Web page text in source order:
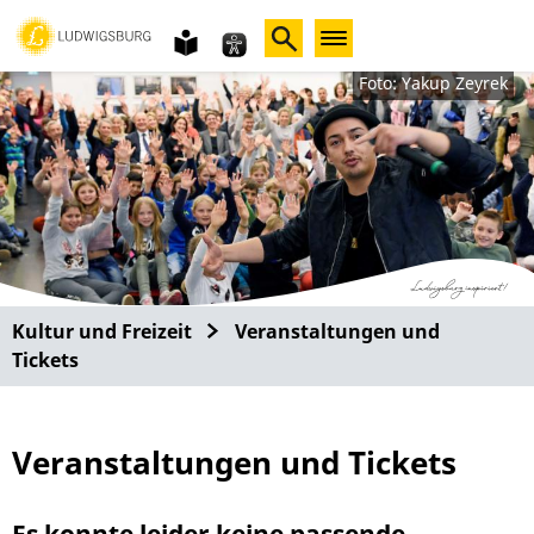
Gebärdensprache
leichte
Sprache Foto: Yakup Zeyrek
Kultur und Freizeit
Veranstaltungen und
Tickets
Veranstaltungen und Tickets